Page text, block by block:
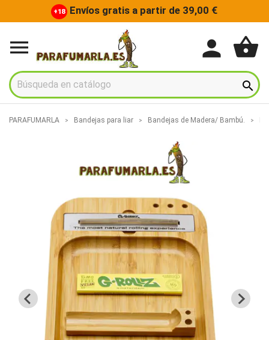
+18 Envíos gratis a partir de 39,00 €
 person shopping_basket

PARAFUMARLA Bandejas para liar Bandejas de Madera/ Bambú.